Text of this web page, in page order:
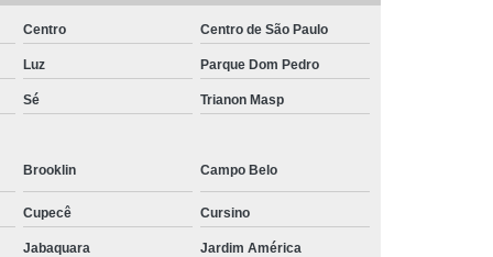
Centro Centro de São Paulo
Luz Parque Dom Pedro
Sé Trianon Masp
Brooklin Campo Belo
Cupecê Cursino
Jabaquara Jardim América